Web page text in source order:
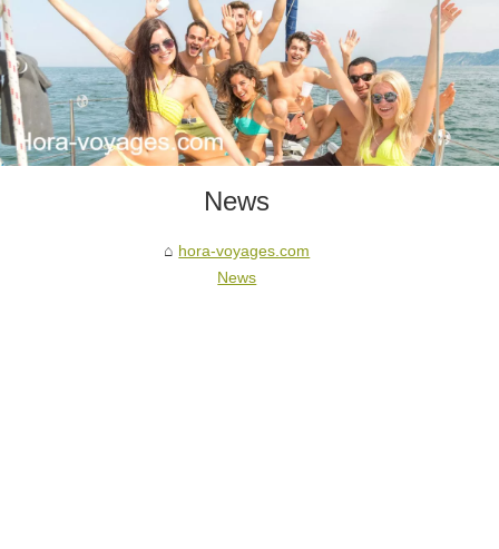
News
hora-voyages.com
News